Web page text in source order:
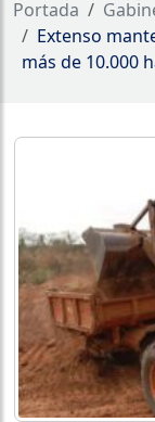
Portada
Extenso
más de 10.000